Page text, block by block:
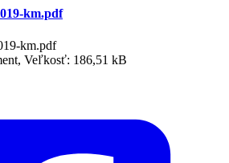
km.pdf
km.pdf
Veľkosť: 186,51 kB